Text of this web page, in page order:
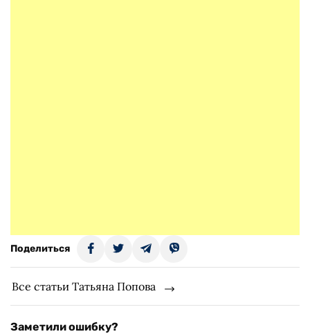
Поделиться
Все статьи Татьяна Попова
Заметили ошибку?